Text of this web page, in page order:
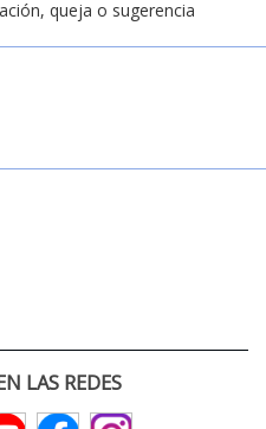
queja o sugerencia
LAS REDES